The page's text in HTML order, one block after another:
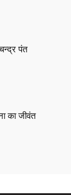
पंत
का जीवंत